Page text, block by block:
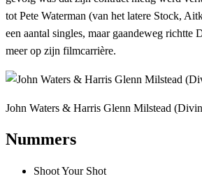
tot Pete Waterman (van het latere Stock,
een aantal singles, maar gaandeweg richtte
meer op zijn filmcarrière.
John Waters & Harris Glenn Milstead
Nummers
Shoot Your Shot